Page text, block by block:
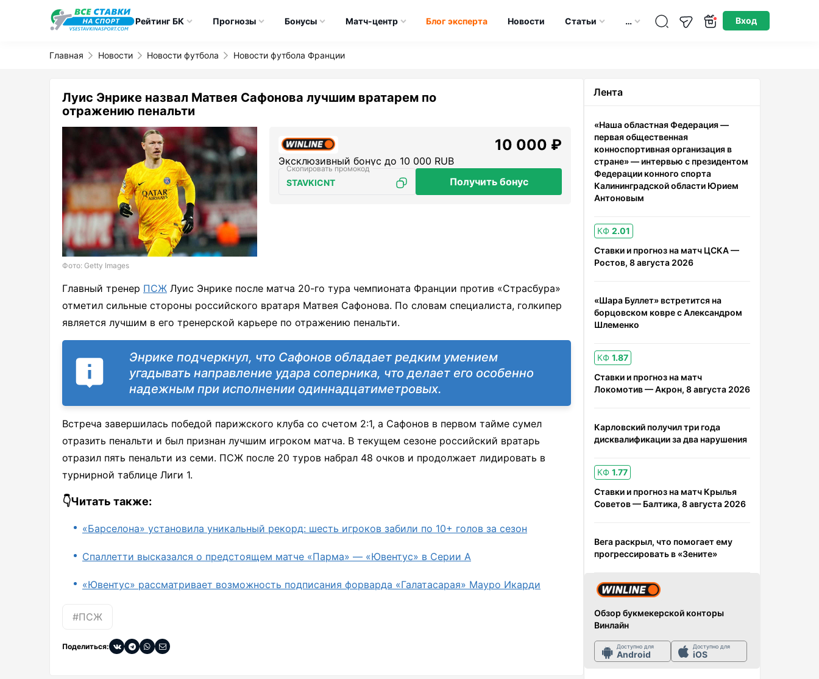
Рейтинг БК Прогнозы Бонусы Матч-центр Блог эксперта Новости Статьи … Вход
Главная Новости Новости футбола Новости футбола Франции
Луис Энрике назвал Матвея Сафонова лучшим вратарем по
отражению пенальти
Фото: Getty Images
10 000 ₽
Эксклюзивный бонус до 10 000 RUB
STAVKICNT Получить бонус
Главный тренер ПСЖ Луис Энрике после матча 20-го тура чемпионата Франции против «Страсбура»
отметил сильные стороны российского вратаря Матвея Сафонова. По словам специалиста, голкипер
является лучшим в его тренерской карьере по отражению пенальти.
Энрике подчеркнул, что Сафонов обладает редким умением
угадывать направление удара соперника, что делает его особенно
надежным при исполнении одиннадцатиметровых.
Встреча завершилась победой парижского клуба со счетом 2:1, а Сафонов в первом тайме сумел
отразить пенальти и был признан лучшим игроком матча. В текущем сезоне российский вратарь
отразил пять пенальти из семи. ПСЖ после 20 туров набрал 48 очков и продолжает лидировать в
турнирной таблице Лиги 1.
👇Читать также:
«Барселона» установила уникальный рекорд: шесть игроков забили по 10+ голов за сезон
Спаллетти высказался о предстоящем матче «Парма» — «Ювентус» в Серии А
«Ювентус» рассматривает возможность подписания форварда «Галатасарая» Мауро Икарди
#ПСЖ
Поделиться:
Лента
«Наша областная Федерация —
первая общественная
конноспортивная организация в
стране» — интервью с президентом
Федерации конного спорта
Калининградской области Юрием
Антоновым
КФ 2.01
Ставки и прогноз на матч ЦСКА —
Ростов, 8 августа 2026
«Шара Буллет» встретится на
борцовском ковре с Александром
Шлеменко
КФ 1.87
Ставки и прогноз на матч
Локомотив — Акрон, 8 августа 2026
Карловский получил три года
дисквалификации за два нарушения
КФ 1.77
Ставки и прогноз на матч Крылья
Советов — Балтика, 8 августа 2026
Вега раскрыл, что помогает ему
прогрессировать в «Зените»
Обзор букмекерской конторы
Винлайн
Доступно для
Android
Доступно для
iOS